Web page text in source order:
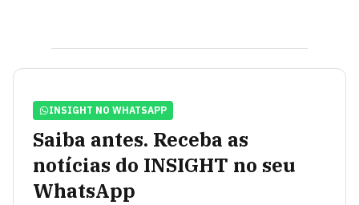
INSIGHT NO WHATSAPP
Saiba antes. Receba as
notícias do INSIGHT no seu
WhatsApp